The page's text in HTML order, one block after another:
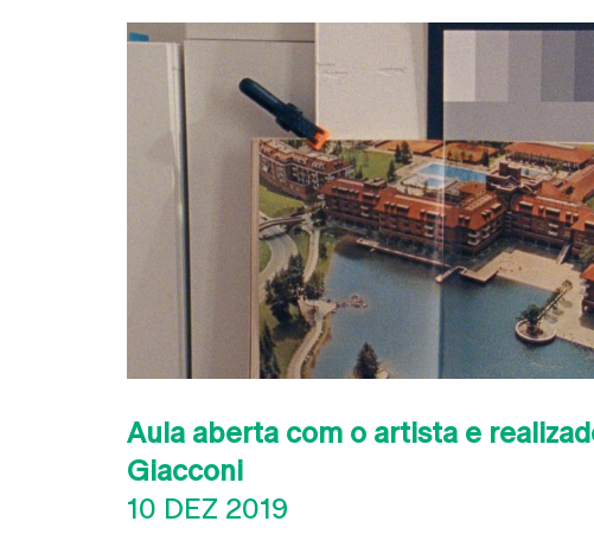
Aula aberta com o artista e
Giacconi
10 DEZ 2019